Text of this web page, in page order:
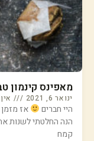
מאפינס קינמון
ינואר 6, 2021
היי חברים
אז
הנה החלטתי לשנות
קמח